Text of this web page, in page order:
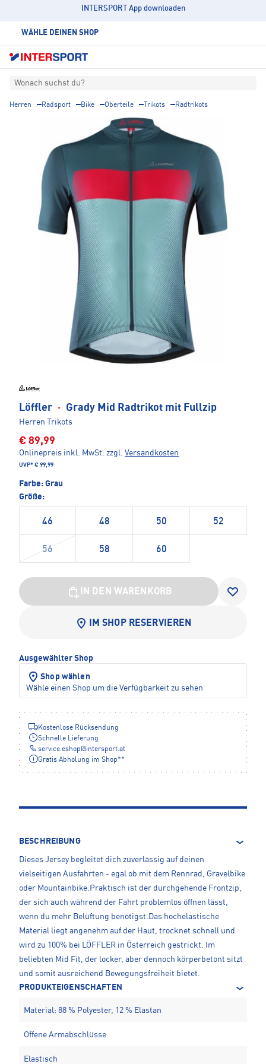
INTERSPORT App downloaden
WÄHLE DEINEN SHOP
Wonach suchst du?
Herren Radsport Bike Oberteile Trikots Radtrikots
Löffler · Grady Mid Radtrikot mit Fullzip
Herren Trikots
€ 89,99
Onlinepreis inkl. MwSt. zzgl. Versandkosten
UVP* € 99,99
Farbe: Grau
Größe:
46 48 50 52
56 58 60
IN DEN WARENKORB
IM SHOP RESERVIEREN
Ausgewählter Shop
Shop wählen
Wähle einen Shop um die Verfügbarkeit zu sehen
Kostenlose Rücksendung
Schnelle Lieferung
service.eshop@intersport.at
Gratis Abholung im Shop**
BESCHREIBUNG
Dieses Jersey begleitet dich zuverlässig auf deinen
vielseitigen Ausfahrten - egal ob mit dem Rennrad, Gravelbike
oder Mountainbike.Praktisch ist der durchgehende Frontzip,
der sich auch während der Fahrt problemlos öffnen lässt,
wenn du mehr Belüftung benötigst.Das hochelastische
Material liegt angenehm auf der Haut, trocknet schnell und
wird zu 100% bei LÖFFLER in Österreich gestrickt. Im
beliebten Mid Fit, der locker, aber dennoch körperbetont sitzt
und somit ausreichend Bewegungsfreiheit bietet.
PRODUKTEIGENSCHAFTEN
Material: 88 % Polyester, 12 % Elastan
Offene Armabschlüsse
Elastisch